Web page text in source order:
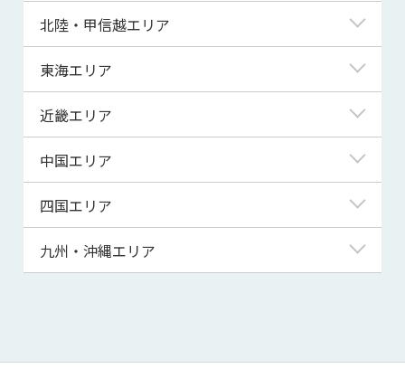
青森県
宮城県
秋田県
山形県
東京都
神奈川県
埼玉県
千葉県
茨城県
群馬県
北陸・甲信越エリア
新潟県
富山県
福井県
山梨県
長野県
東海エリア
岐阜県
静岡県
三重県
近畿エリア
滋賀県
京都府
大阪府
兵庫県
和歌山県
中国エリア
鳥取県
島根県
山口県
四国エリア
徳島県
高知県
九州・沖縄エリア